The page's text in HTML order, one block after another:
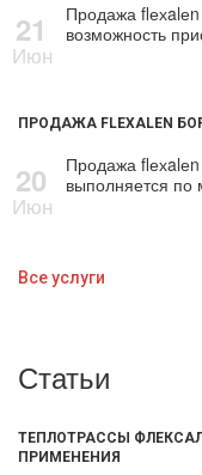
21
Июн
Продажа
возможность
ПРОДАЖА FLEXALEN
20
Июн
Продажа
выполняется по
Все услуги
Статьи
ТЕПЛОТРАССЫ
ПРИМЕНЕНИЯ